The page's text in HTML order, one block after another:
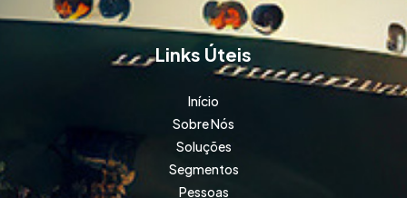
Links Úteis
Início
Sobre Nós
Soluções
Segmentos
Pessoas